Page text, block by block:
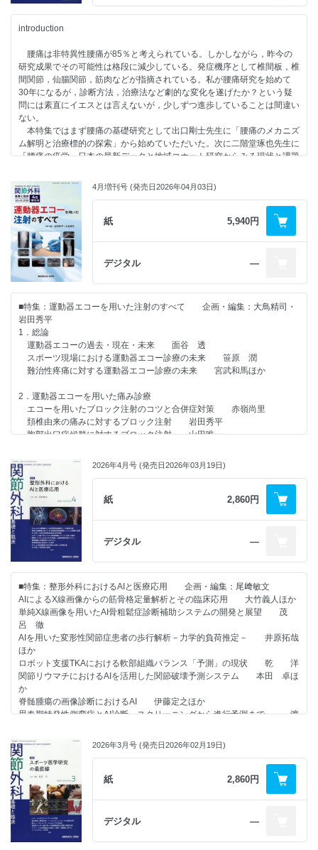
「人工関節とコマーシャリズム－学会と資産形成イベントの類似点
「Green Radiologyを考える－ガドリニウム造影剤の自然界への拡散－
Jeanが発見したときは希少であったのに」 小橋由紋子
introduction
腰痛は非特異性腰痛が85％と考えられている。しかしながら，昨今の
研究成果でその可能性は格段に減少している。発症機序として椎間板，椎
間関節，仙腸関節，筋肉などが指摘されている。私が腰痛研究を始めて
30年になるが，診断方法，治療法など劇的な変化を遂げたか？という疑
問には素直にイエスとは言えないが，少しずつ進歩していることは間違い
ない。
本特集ではまず腰痛の基礎研究として出口剛士先生に「腰痛のメカニズ
ム解明と治療標的の探索」から始めていただいた。次に二階堂琢也先生に
「腰痛の疫学－日本の最新データと地域コホート研究からみる現状と課題
いが，その機序として岩前真由先生に「脊柱由来の腰痛を中心に」，黒澤
大輔先生に「仙腸関節に関して」，添田沙織先生に「Modic変形やHIZに
関して」記載をいただいた。いずれも世界が注目している部位であると考
える。さまざまな画像診断が進歩してきたが，まだまだ機能的解析は不完
全と思われる。腰痛の診断として，鈴木秀典先生に「画像診断と機能評価
の進化」，奥山晃平先生に「腰椎分離症診療における新たな画像診断技術
－MR bone imagingの有用性」を記載いただいた。一方で，腰痛の治療
には運動療法，薬物療法，侵襲的な治療として，ブロック治療，注射療
法，手術療法がある。運動療法，薬物療法は多くのエビデンスがあるが，
毛一秀先生に「腰痛に対する薬物療法－副作用の予防も含めて」，腰痛に
対する理学療法として杉浦史郎先生に「運動療法」を執筆いただいた。未
来への懸け橋的治療として西能 健先生に「腰痛に対する新規治療法
PRP椎間板注射/脊髄刺激療法」，中前稔生先生に「高齢者の椎体終板障
害を伴う腰痛に対する手術療法」，辰村正紀先生に「腰痛分離症に対する
経皮的Buck法スクリュー直接固定」のご提案をいただいた。おそらくこ
に発信する有益な治療法に発展すると信じている。
高齢者腰痛や，明らかな非特異的腰痛は上記の治療法では解決できない
側面をもつ。サルコペニアやロコモティブシンドロームの合併に対する治
療はさらなる検討が必要であろう。また，心理的要素を含む腰痛には認知
先生に「腰痛に対する栄養管理」，清水啓介先生に「脳波の複雑性解析に
よる慢性腰痛の認知行動療法適性スクリーニングシステムの開発」を解説
いただいた。世界における腰痛患者は2020年で6億人，2040年には8億人
に到達すると報告されている。人口構成から多くの高齢者がターゲットに
なるのは間違いない。局所のみでなく，トータルケアとしての腰痛管理が
必要となろう。
千葉大学大学院医学研究院整形外科学
4月増刊号 (発売日2026年04月03日)
紙 5,940円
デジタル ―
■特集：運動器エコーを用いた注射のすべて 企画・編集：大鳥精司・
岩田秀平
1．総論
運動器エコーの過去・現在・未来 面谷 透
スポーツ現場における運動器エコー診療の未来 笹原 潤
難治性疼痛に対する運動器エコー診療の未来 宮武和馬ほか
2．運動器エコーを用いた痛み診療
エコーを用いたブロック注射のコツと合併症対策 赤嶺尚里
頚椎由来の痛みに対するブロック注射 岩田秀平
胸郭出口症候群に対するブロック注射 山田唯一
腰痛に対するブロック注射 岩﨑 博ほか
超音波ガイド下腰椎神経根ブロック 片山裕貴
殿部痛に対するブロック注射 髙田知史
腹壁の痛みに対するエコーガイド下注射：ACNESを起点とした実践的
アプローチ 遠藤健史
肩の痛みに対するエコー診療 都竹伸哉
肘の痛みに対するブロック注射 木島丈博
手指の痛みに対するブロック注射 岩倉菜穂子
股関節痛に対するエコー下注射 大内 洋
膝の痛みに対するブロック注射 村上友基
膝の痛みに対する末梢神経ラジオ波焼灼療法 藤田健太郎ほか
足関節・足部痛に対する超音波ガイド下注射の実際 木村青児
3．エコーを用いた手術のためのブロック注射
上肢手術のためのブロック注射（腕神経叢ブロック） 山田和矢
Wide awake hand surgeryの最前線 長谷川英雄
大腿骨近位部骨折に対するブロック注射 酒井瑛平
足部手術のためのブロック注射 釜谷佳幸
子どもに対するブロック注射のコツ 佐久間昭利
2026年4月号 (発売日2026年03月19日)
紙 2,860円
デジタル ―
■特集：整形外科におけるAIと医療応用 企画・編集：尾﨑敏文
AIによるX線画像からの筋骨格定量解析とその臨床応用 大竹義人ほか
単純X線画像を用いたAI骨粗鬆症診断補助システムの開発と展望 茂
呂 徹
AIを用いた変形性関節症患者の歩行解析－力学的負荷推定－ 井原拓哉
ほか
ロボット支援TKAにおける軟部組織バランス「予測」の現状 乾 洋
関節リウマチにおけるAIを活用した関節破壊予測システム 本田 卓ほ
か
脊髄腫瘍の画像診断におけるAI 伊藤定之ほか
思春期特発性側弯症とAI診断－スクリーニングから進行予測まで－ 渡
AIによる軟部腫瘍MRI画像を活用した診療支援 弘實 透
AIを用いた野球肘の超音波診断 髙辻謙太ほか
大規模言語モデルを用いた電子カルテ解析 中原龍一
整形外科領域における生成AIの変革 長谷井 嬢
整形外科領域における医療AI活用の倫理 藤田卓仙
●原著論文
人工膝関節周囲骨折の治療戦略：
Femoral componentの特徴に留意した髄内釘固定 尾藤博信ほか
2026年3月号 (発売日2026年02月19日)
紙 2,860円
デジタル ―